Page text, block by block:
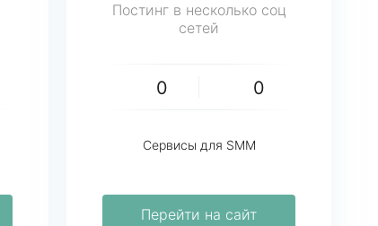
Постинг в несколько соц
сетей
0 0
Сервисы для SMM
Перейти на сайт